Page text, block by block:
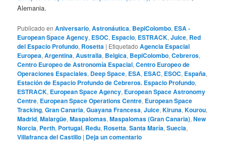
Alemania.
Publicado en Aniversario,Astronáutica, BepiColombo, ESA -
European Space Agency, ESOC, Espacio, ESTRACK,Juice, Red
del Espacio Profundo, Rosetta | Etiquetado Agencia Espacial
Europea,Argentina,Australia, Belgica, BepiColombo,Cebreros,
Centro Europeo de Astronomía Espacial,Centro Europeo de
Operaciones Espaciales, Deep Space, ESA, ESAC, ESOC, España,
Estación de Espacio Profundo de Cebreros. Espacio Profundo,
ESTRACK, European Space Agency, European Space Astronomy
Centre, European Space Operations Centre, European Space
Tracking,Gran Canaria,Guayana Francesa,Juice,Kiruna,Kourou,
Madrid,Malargüe,Maspalomas,Maspalomas (Gran Canaria),New
Norcia, Perth, Portugal, Redu, Rosetta,Santa María,Suecia,
Villafranca del Castillo | Deja un comentario